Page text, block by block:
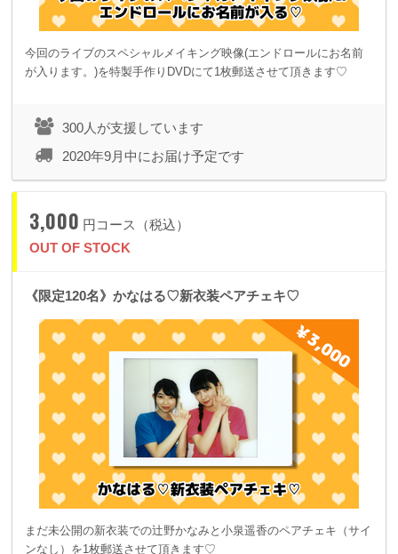
今回のライブのスペシャルメイキング映像(エンドロールにお名前
が入ります。)を特製手作りDVDにて1枚郵送させて頂きます♡
300人が支援しています
2020年9月中にお届け予定です
3,000 円コース（税込）
OUT OF STOCK
《限定120名》かなはる♡新衣装ペアチェキ♡
まだ未公開の新衣装での辻野かなみと小泉遥香のペアチェキ（サイ
ンなし）を1枚郵送させて頂きます♡